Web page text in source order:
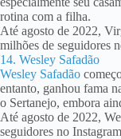
rotina com a filha.
Até agosto de 2022,
milhões de seguidores
14. Wesley Safadão
Wesley Safadão
entanto, ganhou fama
o Sertanejo, embora
Até agosto de 2022,
seguidores no